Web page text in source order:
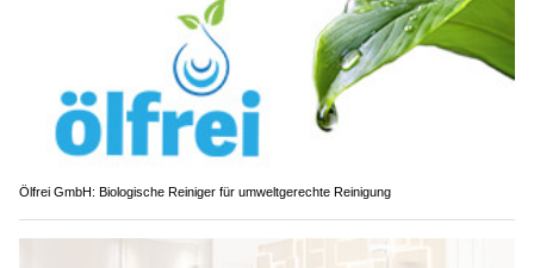
Ölfrei GmbH: Biologische Reiniger für umweltgerechte Reinigung